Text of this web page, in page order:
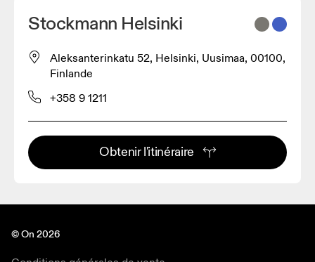
Stockmann Helsinki
Aleksanterinkatu 52, Helsinki, Uusimaa, 00100,
Finlande
+358 9 1211
Obtenir l'itinéraire
© On 2026